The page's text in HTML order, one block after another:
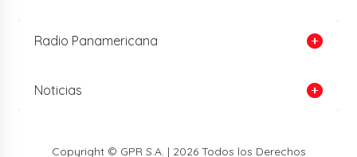
Radio Panamericana
Noticias
Copyright © GPR S.A. | 2026 Todos los Derechos